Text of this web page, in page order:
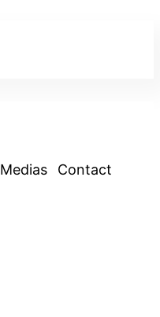
Medias Contact